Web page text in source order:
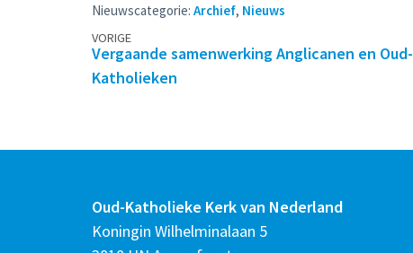
Nieuwscategorie: Archief, Nieuws
Berichtennavigatie
VORIGE
Vergaande samenwerking Anglicanen en Oud-
Katholieken
Oud-Katholieke Kerk van Nederland
Koningin Wilhelminalaan 5